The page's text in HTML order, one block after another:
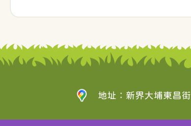
地址：新界大埔東昌街